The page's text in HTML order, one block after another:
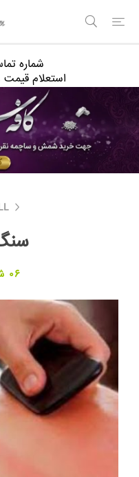
شماره
استعلام قیمت و خرید
06 شهریور 1402